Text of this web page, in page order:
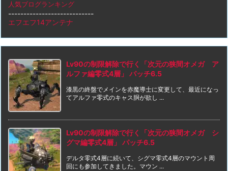
人気ブログランキング
----------------------------
エフエフ14アンテナ
Lv90の制限解除で行く「次元の狭間オメガ ア
ルファ編零式4層」 パッチ6.5
漆黒の終盤でメインを赤魔導士に変更して、最近になっ
てアルファ零式のキャス胴が欲し ...
Lv90の制限解除で行く「次元の狭間オメガ シ
グマ編零式4層」 パッチ6.5
デルタ零式4層に続いて、シグマ零式4層のマウント周
回にも参加してきました。マウン ...